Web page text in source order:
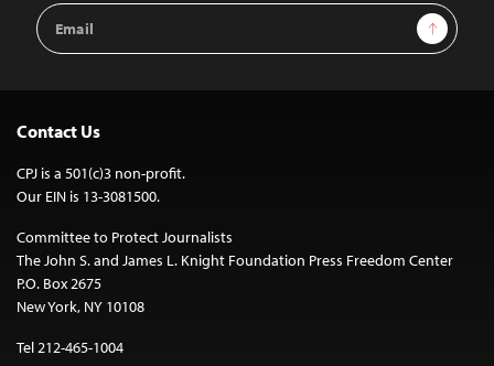
Email
Address
Sign Up
Contact Us
CPJ is a 501(c)3 non-profit.
Our EIN is 13-3081500.
Committee to Protect Journalists
The John S. and James L. Knight Foundation Press Freedom Center
P.O. Box 2675
New York, NY 10108
Tel 212-465-1004